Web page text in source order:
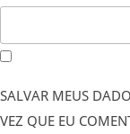
SALVAR MEUS
VEZ QUE EU